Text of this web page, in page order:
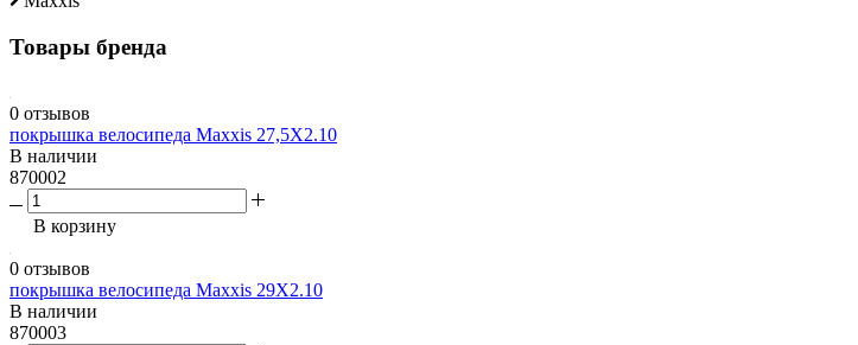
Товары бренда
0 отзывов
покрышка велосипеда Maxxis 27,5X2.10
В наличии
870002
В корзину
0 отзывов
покрышка велосипеда Maxxis 29X2.10
В наличии
870003